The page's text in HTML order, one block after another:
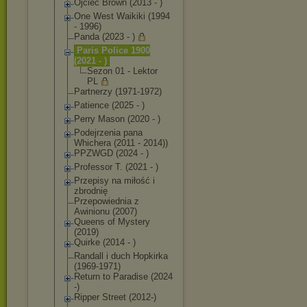
Ojciec Brown (2013 - )
One West Waikiki (1994
- 1996)
Panda (2023 - )
Paris Police 1900
(2021 - )
Sezon 01 - Lektor
PL
Partnerzy (1971-1972)
Patience (2025 - )
Perry Mason (2020 - )
Podejrzenia pana
Whichera (2011 - 2014))
PPZWGD (2024 - )
Professor T. (2021 - )
Przepisy na miłość i
zbrodnię
Przepowiednia z
Awinionu (2007)
Queens of Mystery
(2019)
Quirke (2014 - )
Randall i duch Hopkirka
(1969-1971)
Return to Paradise (2024
-)
Ripper Street (2012-)